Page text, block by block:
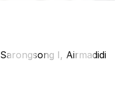
I, Airmadidi